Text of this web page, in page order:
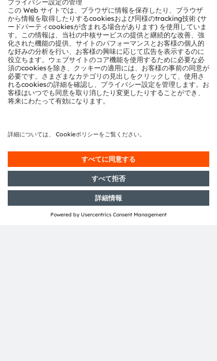
innovating to make mobility cleaner, safer and
smarter. Valeo enjoys technological and industrial
leadership in electrification, driving assistance
systems, reinvention of the interior experience and
lighting everywhere. These four areas, vital to the
transformation of mobility, are the Group's growth
drivers.
Valeo in figures: 22 billion euros in sales in 2023 | 109
600 employees, 28 countries, 159 plants, 64 research
Exchange.
Media Relations
Dora Khosrof | +33 7 61 52 82 75
Caroline De Gezelle | + 33 7 62 44 17 85
press-contact.mailbox@valeo.com
Investor Relations
+33 1 40 55 37 93